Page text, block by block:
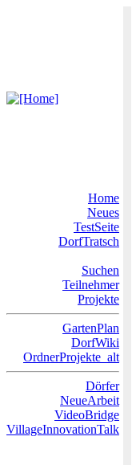
Home
Neues
TestSeite
DorfTratsch
Suchen
Teilnehmer
Projekte
GartenPlan
DorfWiki
OrdnerProjekte_alt
Dörfer
NeueArbeit
VideoBridge
VillageInnovationTalk